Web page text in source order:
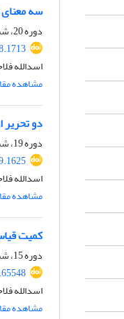
سه
دوره 20، شماره 2، اسفند 1402، صفحه
اسدالله
مشاهده
دو
دوره 19، شماره 1، 1401، صفحه
اسدالله
مشاهده
کمیت
دوره 15، شماره 2، اسفند 1397، صفحه
اسدالله
مشاهده